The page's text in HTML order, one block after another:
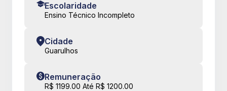
Escolaridade
Ensino Técnico Incompleto
Cidade
Guarulhos
Remuneração
R$ 1199.00 Até R$ 1200.00